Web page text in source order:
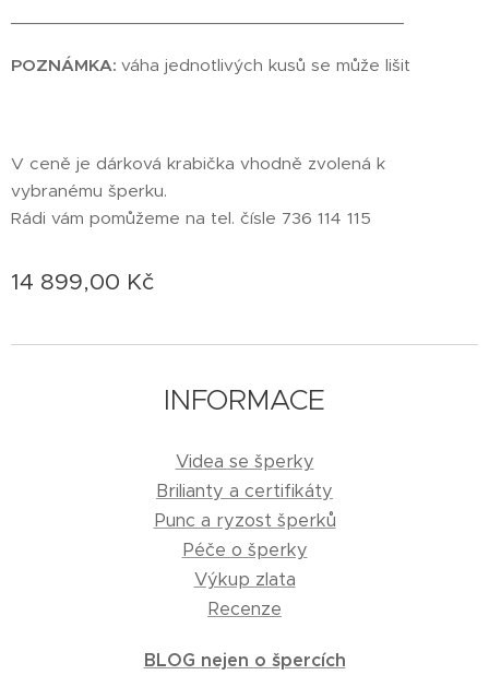
POZNÁMKA: váha jednotlivých kusů se může lišit
V ceně je dárková krabička vhodně zvolená k
vybranému šperku.
Rádi vám pomůžeme na tel. čísle 736 114 115
14 899,00 Kč
INFORMACE
Videa se šperky
Brilianty a certifikáty
Punc a ryzost šperků
Péče o šperky
Výkup zlata
Recenze
BLOG nejen o špercích